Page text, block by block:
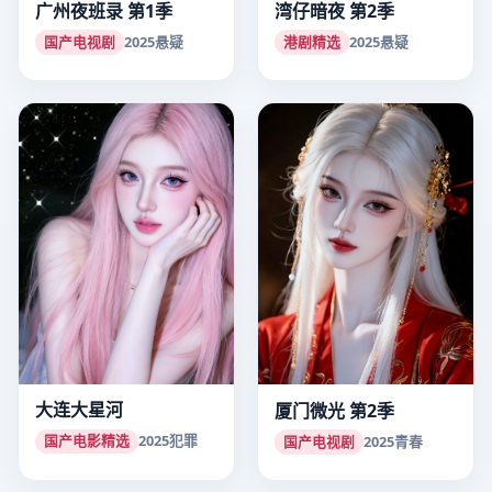
广州夜班录 第1季
国产电视剧 2025悬疑
湾仔暗夜 第2季
港剧精选 2025悬疑
大连大星河
国产电影精选 2025犯罪
厦门微光 第2季
国产电视剧 2025青春